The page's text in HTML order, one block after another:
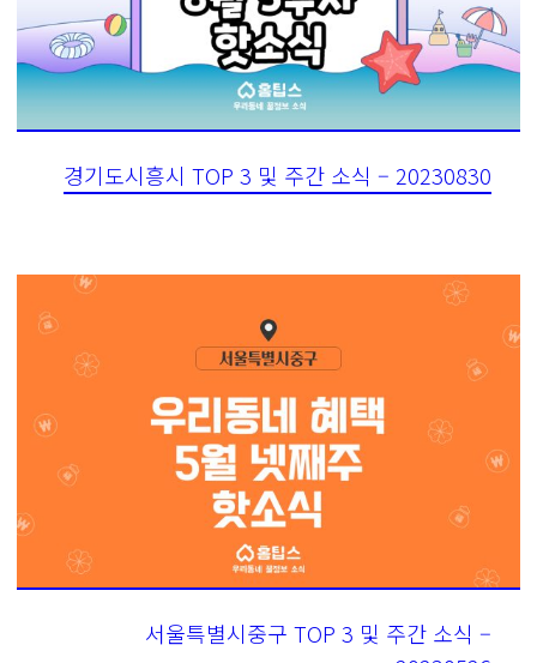
경기도시흥시 TOP 3 및 주간 소식 – 20230830
서울특별시중구 TOP 3 및 주간 소식 –